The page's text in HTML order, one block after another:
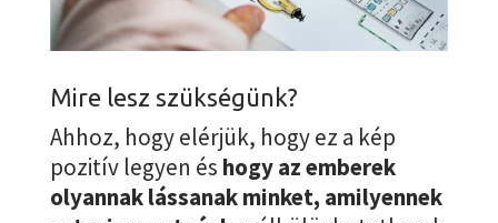
Mire lesz szükségünk?
Ahhoz, hogy elérjük, hogy ez a kép
pozitív legyen és hogy az emberek
olyannak lássanak minket, amilyennek